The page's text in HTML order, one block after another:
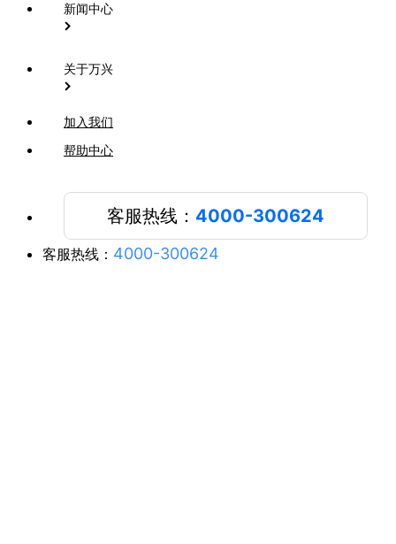
新闻中心
关于万兴
加入我们
帮助中心
客服热线： 4000-300624
客服热线： 4000-300624